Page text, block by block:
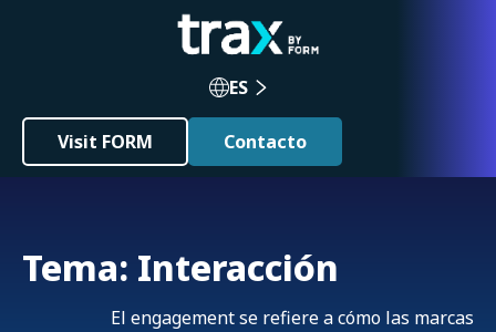
ES
Visit FORM Contacto
Tema: Interacción
El engagement se refiere a cómo las marcas